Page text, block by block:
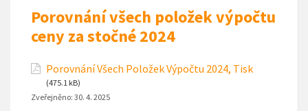
Porovnání všech položek výpočtu
ceny za stočné 2024
Porovnání Všech Položek Výpočtu 2024, Tisk
(475.1 kB)
Zveřejněno: 30. 4. 2025